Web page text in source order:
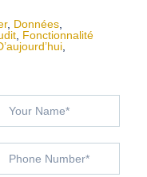
, Données,
, Fonctionnalité
,